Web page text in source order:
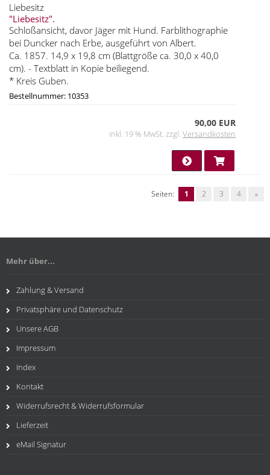
Liebesitz
"Liebesitz".
Schloßansicht, davor Jäger mit Hund. Farblithographie
bei Duncker nach Erbe, ausgeführt von Albert.
Ca. 1857. 14,9 x 19,8 cm (Blattgröße ca. 30,0 x 40,0
cm). - Textblatt in Kopie beiliegend.
* Kreis Guben.
Bestellnummer: 10353
90,00 EUR
inkl. 19 % MwSt. zzgl.Versandkosten
Seiten: 1 2 3 4 »
Mehr über...
Zahlung & Versand
Privatsphäre und Datenschutz
Unsere AGB
Impressum
Index
Kontakt
Widerrufsrecht & Widerrufsformular
Lieferzeit
eMail Signatur